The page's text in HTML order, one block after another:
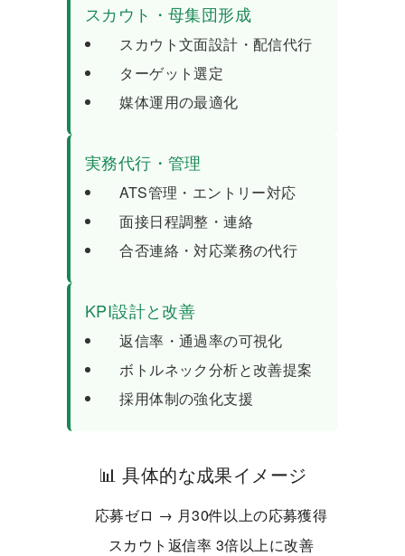
スカウト・母集団形成
スカウト文面設計・配信代行
ターゲット選定
媒体運用の最適化
実務代行・管理
ATS管理・エントリー対応
面接日程調整・連絡
合否連絡・対応業務の代行
KPI設計と改善
返信率・通過率の可視化
ボトルネック分析と改善提案
採用体制の強化支援
📊 具体的な成果イメージ
応募ゼロ → 月30件以上の応募獲得
スカウト返信率 3倍以上に改善